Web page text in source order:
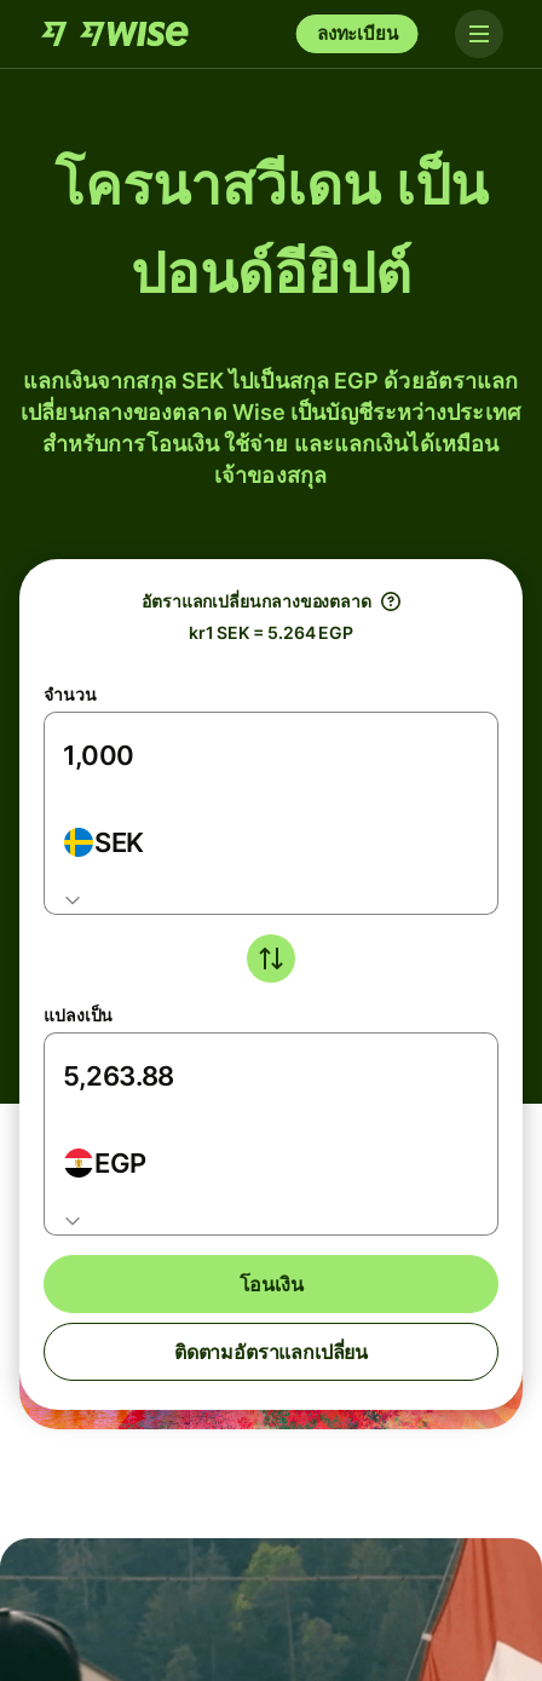
ลงทะเบียน
โครนาสวีเดน เป็น
ปอนด์อียิปต์
แลกเงินจากสกุล SEK ไปเป็นสกุล EGP ด้วยอัตราแลก
เปลี่ยนกลางของตลาด Wise เป็นบัญชีระหว่างประเทศ
สำหรับการโอนเงิน ใช้จ่าย และแลกเงินได้เหมือน
เจ้าของสกุล
อัตราแลกเปลี่ยนกลางของตลาด
kr1 SEK = 5.264 EGP
จำนวน
SEK
แปลงเป็น
EGP
โอนเงิน
ติดตามอัตราแลกเปลี่ยน